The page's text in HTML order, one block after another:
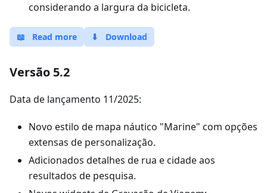
considerando a largura da bicicleta.
📖 Read more ⬇ Download
Versão 5.2
Data de lançamento 11/2025:
Novo estilo de mapa náutico "Marine" com opções
extensas de personalização.
Adicionados detalhes de rua e cidade aos
resultados de pesquisa.